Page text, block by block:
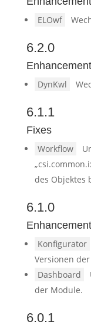
ELOwf
6.2.0
DynKwl
6.1.1
Fixes
Workflow
des Objektes
6.1.0
Enhancement
Konfigurator
Versionen
Dashboard
der Module.
6.0.1